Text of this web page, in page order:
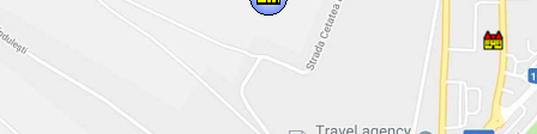
munkálatokat.
Kapcsolat
Tel : 0040-264-311-826
E-mail: muzeulturda@yahoo.com
E nyelveken hívhat:
román, angol, francia